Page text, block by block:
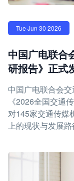
Tue Jun 30 2026
中国广电联合
研报告》正式
中国广电联合会
《2026全国交通
对145家交通传媒
上的现状与发展路